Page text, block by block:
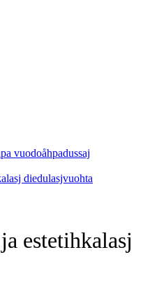
vuodoåhpadussaj
diedulasjvuohta
estetihkalasj